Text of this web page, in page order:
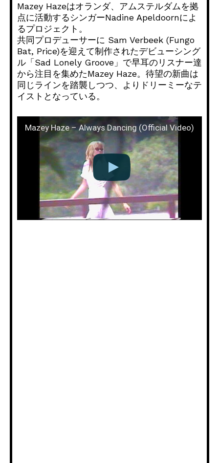
Mazey Hazeはオランダ、アムステルダムを拠
点に活動するシンガーNadine Apeldoornによ
るプロジェクト。
共同プロデューサーに Sam Verbeek (Fungo
Bat, Price)を迎えて制作されたデビューシング
ル「Sad Lonely Groove」で早耳のリスナー達
から注目を集めたMazey Haze。待望の新曲は
同じラインを踏襲しつつ、よりドリーミーなテ
イストとなっている。
Mazey Haze – Always Dancing (Official Video)